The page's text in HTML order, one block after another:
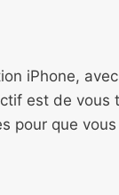
iPhone,
est de vous
pour que